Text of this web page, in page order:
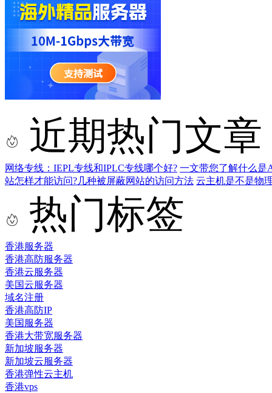
近期热门文章
网络专线：IEPL专线和IPLC专线哪个好? 一文带您了解什么是
站怎样才能访问?几种被屏蔽网站的访问方法 云主机是不是物
热门标签
香港服务器
香港高防服务器
香港云服务器
美国云服务器
域名注册
香港高防IP
美国服务器
香港大带宽服务器
新加坡服务器
新加坡云服务器
香港弹性云主机
香港vps